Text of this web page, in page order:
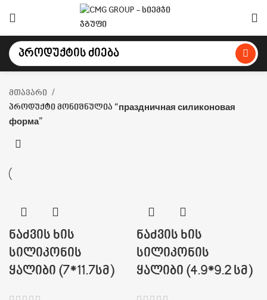
მთავარი
პროდუქტი მონიშნულია “праздничная силиконовая
форма”
ნაძვის ხის
სილიკონის
ყალიბი (7*11.7სმ)
ნაძვის ხის
სილიკონის
ყალიბი (4.9*9.2 სმ)